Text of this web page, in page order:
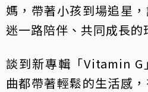
媽，帶著小孩到場追星
迷一路陪伴、共同成長的
談到新專輯「Vitamin G
曲都帶著輕鬆的生活感